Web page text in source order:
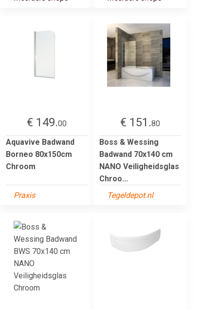
€ 149.00
Aquavive Badwand
Borneo 80x150cm
Chroom
Praxis
€ 151.80
Boss & Wessing
Badwand 70x140 cm
NANO Veiligheidsglas
Chroo...
Tegeldepot.nl